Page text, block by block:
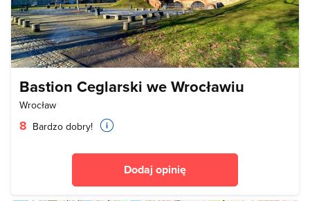
Bastion Ceglarski we Wrocławiu
Wrocław
8 Bardzo dobry!
Dodaj opinię